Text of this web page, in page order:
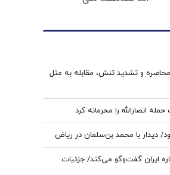
و تشدید تنش، مقابله به مثل
انصارالله را محرمانه کرد
دیدار با محمد بن‌سلمان در ریاض
ایران گفت‌وگو می‌کند/ جزئیات